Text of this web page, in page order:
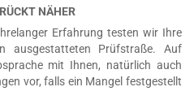
NÄHER
Erfahrung testen wir Ihre
ausgestatteten Prüfstraße. Auf
mit Ihnen, natürlich auch
vor, falls ein Mangel festgestellt